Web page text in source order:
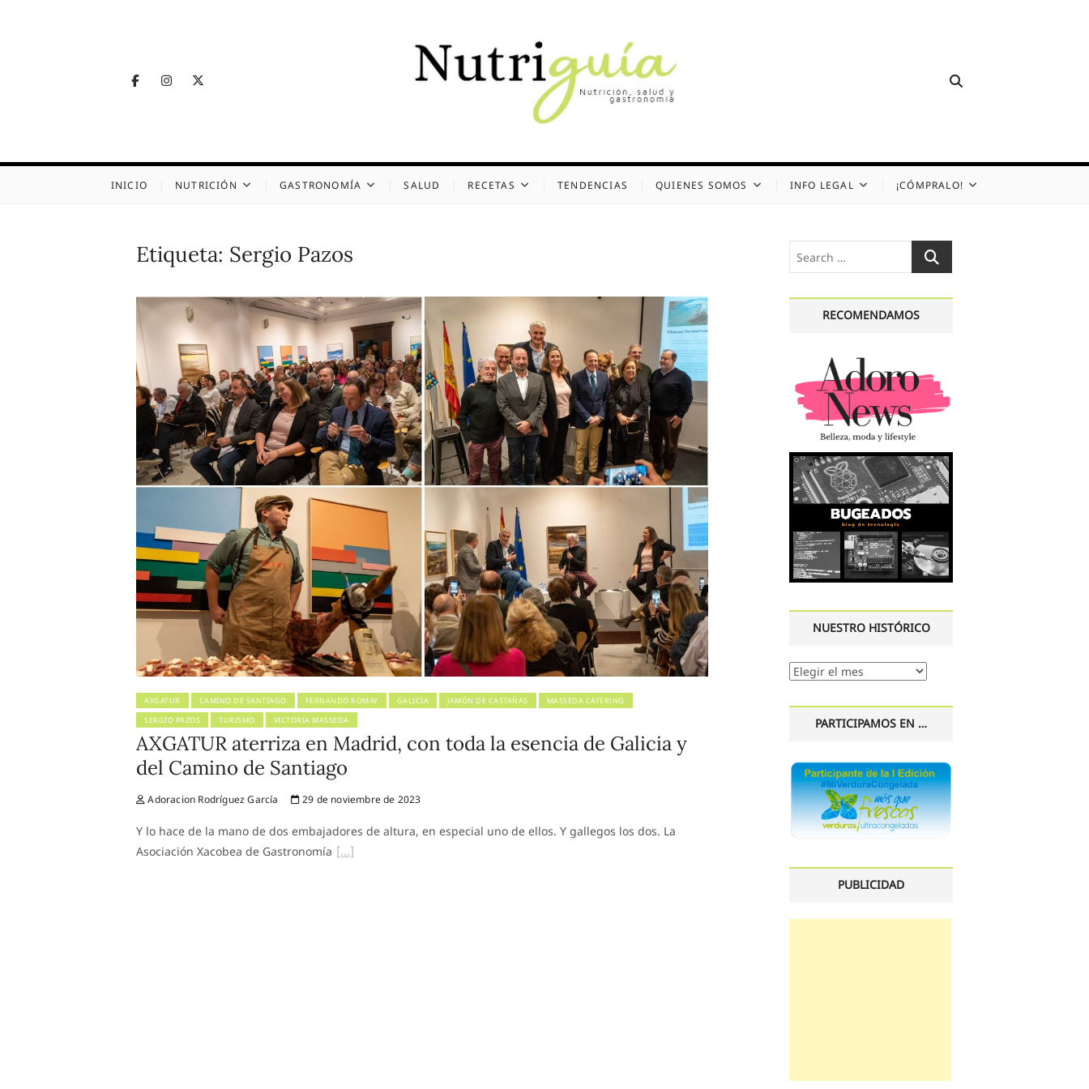
FacebookInstagram
INICIO NUTRICIÓN GASTRONOMÍA SALUD RECETAS TENDENCIAS QUIENES SOMOS INFO LEGAL ¡CÓMPRALO!
Etiqueta: Sergio Pazos
AXGATUR CAMINO DE SANTIAGO FERNANDO ROMAY GALICIA JAMÓN DE CASTAÑAS
MASSEDA CATERING
SERGIO PAZOS
TURISMO VICTORIA MASSEDA
AXGATUR aterriza en Madrid, con toda la esencia de Galicia y
del Camino de Santiago
Adoracion Rodríguez García 29 de noviembre de 2023
Y lo hace de la mano de dos embajadores de altura, en especial uno de ellos. Y gallegos los dos. La
Asociación Xacobea de Gastronomía
Search
…
RECOMENDAMOS
NUESTRO HISTÓRICO
Nuestro
PARTICIPAMOS EN …
PUBLICIDAD